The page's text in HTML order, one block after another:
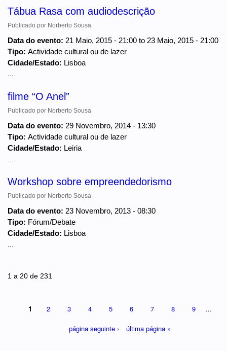
Tábua Rasa com audiodescrição
Publicado por Norberto Sousa
Data do evento: 21 Maio, 2015 - 21:00 to 23 Maio, 2015 - 21:00
Tipo: Actividade cultural ou de lazer
Cidade/Estado: Lisboa
filme “O Anel”
Publicado por Norberto Sousa
Data do evento: 29 Novembro, 2014 - 13:30
Tipo: Actividade cultural ou de lazer
Cidade/Estado: Leiria
Workshop sobre empreendedorismo
Publicado por Norberto Sousa
Data do evento: 23 Novembro, 2013 - 08:30
Tipo: Fórum/Debate
Cidade/Estado: Lisboa
1 a 20 de 231
1 2 3 4 5 6 7 8 9 …
página seguinte › última página »